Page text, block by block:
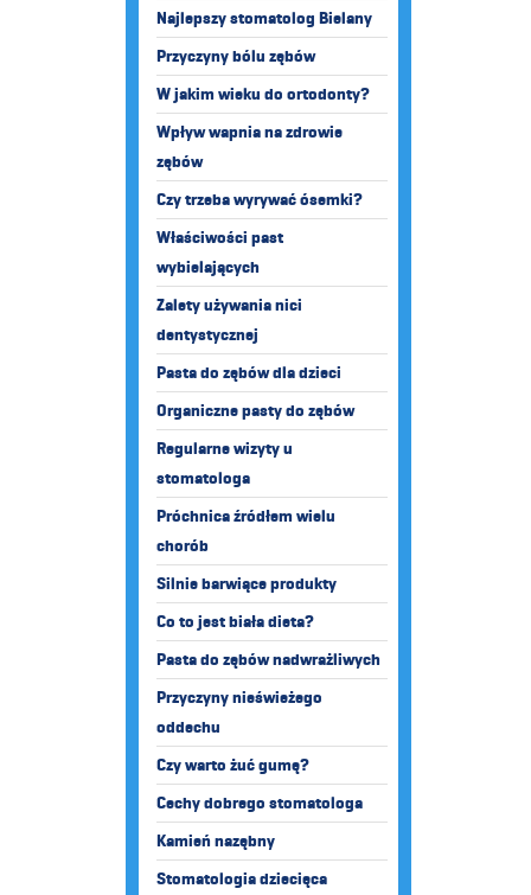
Najlepszy stomatolog Bielany
Przyczyny bólu zębów
W jakim wieku do ortodonty?
Wpływ wapnia na zdrowie
zębów
Czy trzeba wyrywać ósemki?
Właściwości past
wybielających
Zalety używania nici
dentystycznej
Pasta do zębów dla dzieci
Organiczne pasty do zębów
Regularne wizyty u
stomatologa
Próchnica źródłem wielu
chorób
Silnie barwiące produkty
Co to jest biała dieta?
Pasta do zębów nadwrażliwych
Przyczyny nieświeżego
oddechu
Czy warto żuć gumę?
Cechy dobrego stomatologa
Kamień nazębny
Stomatologia dziecięca